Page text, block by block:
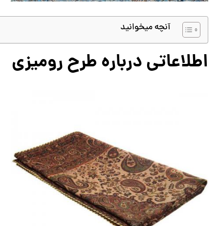
آنچه میخوانید
اطلاعاتی درباره طرح رومیزی